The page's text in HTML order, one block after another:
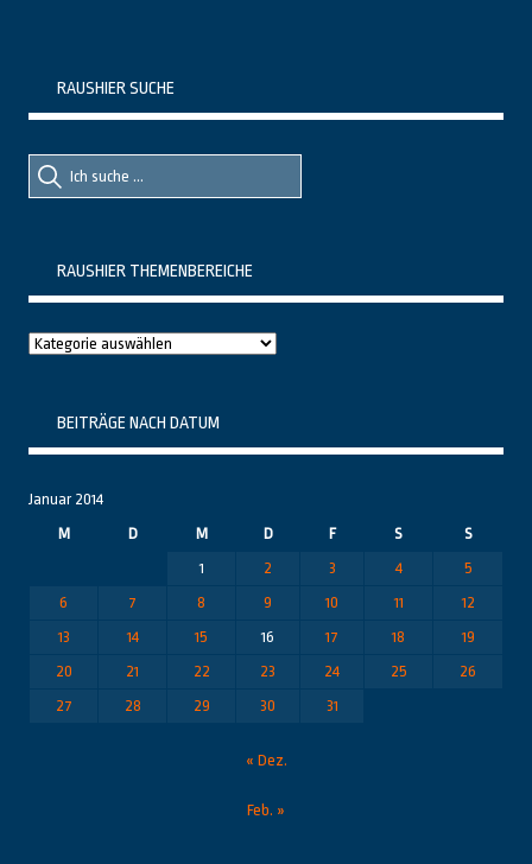
RAUSHIER SUCHE
Suche
nach::
Suche
nach:
RAUSHIER THEMENBEREICHE
Raushier
BEITRÄGE NACH DATUM
Januar 2014
M
D M D F S
S
1
2 3 4
5
6
7 8 9 10 11
12
13
14 15 16 17 18
19
20
21 22 23 24 25
26
27
28 29 30 31
« Dez.
Feb. »